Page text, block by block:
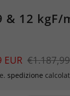
& 12 kgF/
EUR
spedizione